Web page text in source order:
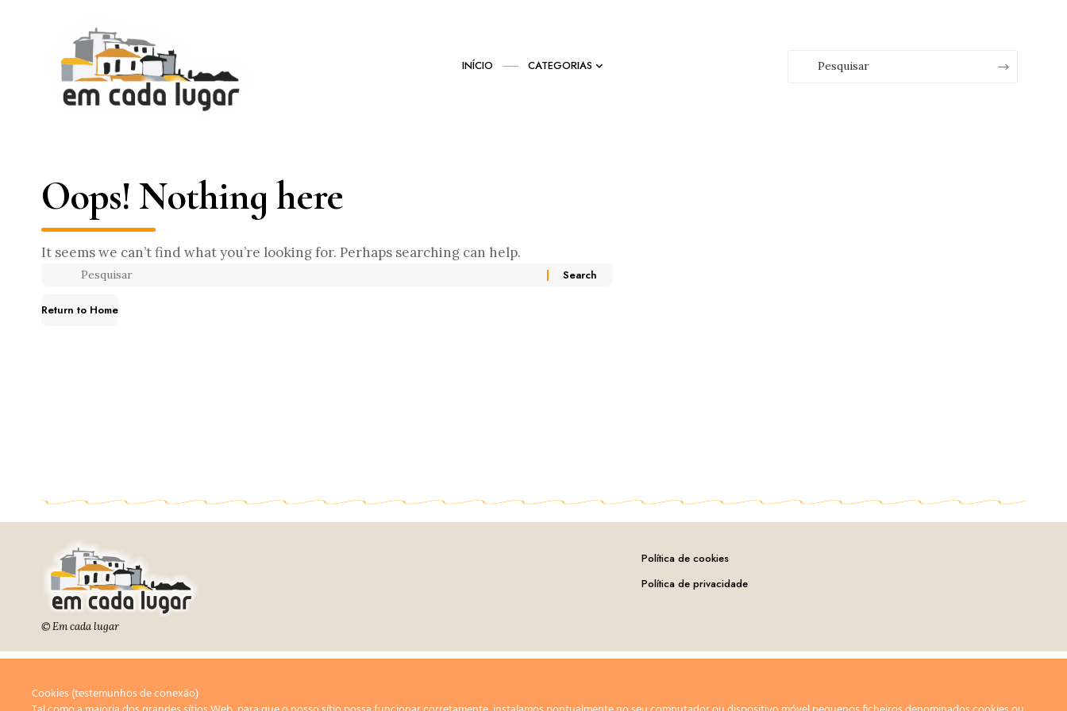
INÍCIO CATEGORIAS
Oops! Nothing here
It seems we can’t find what you’re looking for. Perhaps searching can help.
Return to Home
© Em cada lugar
Política de cookies
Política de privacidade
Cookies (testemunhos de conexão)